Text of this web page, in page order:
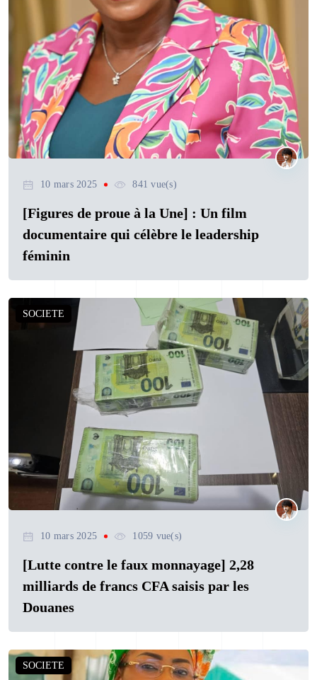
10 mars 2025 841 vue(s)
[Figures de proue à la Une] : Un film
documentaire qui célèbre le leadership
féminin
SOCIETE
10 mars 2025 1059 vue(s)
[Lutte contre le faux monnayage] 2,28
milliards de francs CFA saisis par les
Douanes
SOCIETE